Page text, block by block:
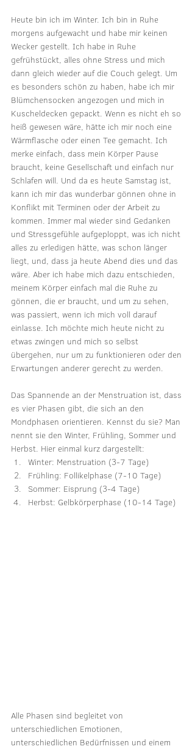
Heute bin ich im Winter. Ich bin in Ruhe
morgens aufgewacht und habe mir keinen
Wecker gestellt. Ich habe in Ruhe
gefrühstückt, alles ohne Stress und mich
dann gleich wieder auf die Couch gelegt. Um
es besonders schön zu haben, habe ich mir
Blümchensocken angezogen und mich in
Kuscheldecken gepackt. Wenn es nicht eh so
heiß gewesen wäre, hätte ich mir noch eine
Wärmflasche oder einen Tee gemacht. Ich
merke einfach, dass mein Körper Pause
braucht, keine Gesellschaft und einfach nur
Schlafen will. Und da es heute Samstag ist,
kann ich mir das wunderbar gönnen ohne in
Konflikt mit Terminen oder der Arbeit zu
kommen. Immer mal wieder sind Gedanken
und Stressgefühle aufgeploppt, was ich nicht
alles zu erledigen hätte, was schon länger
liegt, und, dass ja heute Abend dies und das
wäre. Aber ich habe mich dazu entschieden,
meinem Körper einfach mal die Ruhe zu
gönnen, die er braucht, und um zu sehen,
was passiert, wenn ich mich voll darauf
einlasse. Ich möchte mich heute nicht zu
etwas zwingen und mich so selbst
übergehen, nur um zu funktionieren oder den
Erwartungen anderer gerecht zu werden.
Das Spannende an der Menstruation ist, dass
es vier Phasen gibt, die sich an den
Mondphasen orientieren. Kennst du sie? Man
nennt sie den Winter, Frühling, Sommer und
Herbst. Hier einmal kurz dargestellt:
Winter: Menstruation (3-7 Tage)
Frühling: Follikelphase (7-10 Tage)
Sommer: Eisprung (3-4 Tage)
Herbst: Gelbkörperphase (10-14 Tage)
Alle Phasen sind begleitet von
unterschiedlichen Emotionen,
unterschiedlichen Bedürfnissen und einem